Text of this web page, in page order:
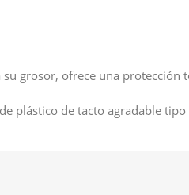
grosor, ofrece una
plástico de tacto agradable